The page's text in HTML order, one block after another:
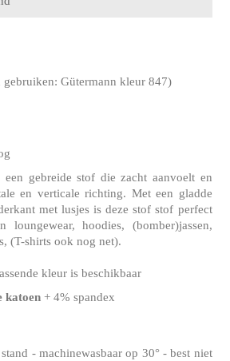
gebruiken: Gütermann kleur 847)
gebreide stof die zacht aanvoelt en
en verticale richting. Met een gladde
met lusjes is deze stof stof perfect
loungewear, hoodies, (bomber)jassen,
(T-shirts ook nog net).
kleur is beschikbaar
katoen + 4% spandex
- machinewasbaar op 30° - best niet